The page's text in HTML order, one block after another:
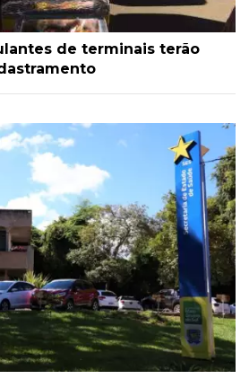
de terminais terão